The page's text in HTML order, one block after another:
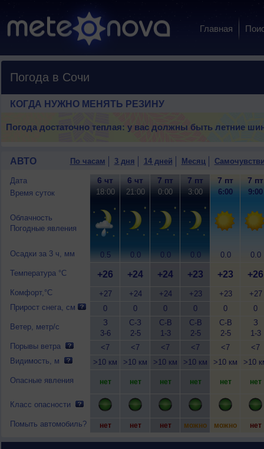
Главная
Погода в Сочи
КОГДА НУЖНО МЕНЯТЬ РЕЗИНУ
Погода достаточно теплая: у вас должны быть летние
АВТО По часам 3 дня 14 дней Месяц
Дата
Время суток
Облачность
Погодные явления
Осадки за 3 ч, мм
Температура °C
Комфорт,°C
Прирост снега, см
Ветер, метр/с
Порывы ветра
Видимость, м
Опасные явления
Класс опасности
Помыть автомобиль?
6 чт
18:00
0.5
+26
+27
0
З
3-6
<7
>10 км
нет
нет
6 чт
21:00
0.0
+24
+24
0
С-З
2-5
<7
>10 км
нет
нет
7 пт
0:00
0.0
+24
+24
0
С-В
1-3
<7
>10 км
нет
нет
7 пт
3:00
0.0
+23
+23
0
С-В
2-5
<7
>10 км
нет
можно
7 пт
6:00
0.0
+23
+23
0
С-В
2-5
<7
>10 км
нет
можно
7 пт
9:00
0.0
+26
+27
0
З
1-3
<7
>10
нет
нет